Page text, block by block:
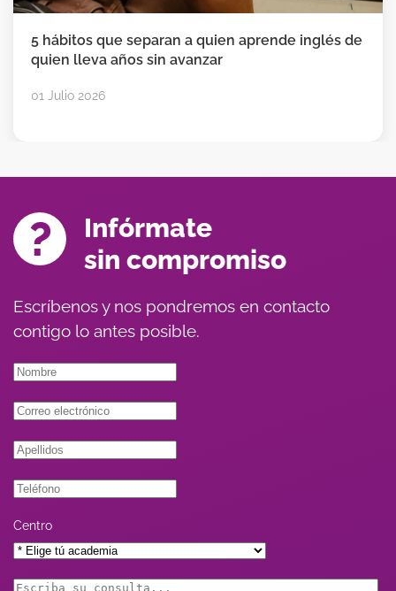
5 hábitos que separan a quien aprende inglés de
quien lleva años sin avanzar
01 Julio 2026
Infórmate
sin compromiso
Escríbenos y nos pondremos en contacto
contigo lo antes posible.
Centro